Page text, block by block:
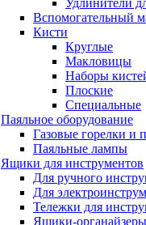
Удлинители
Вспомогательный
Кисти
Круглые
Макловицы
Наборы
Плоские
Специальные
Паяльное оборудование
Газовые горелки и
Паяльные лампы
Ящики для инструментов
Для ручного
Для
Тележки для
Ящики-органайзеры